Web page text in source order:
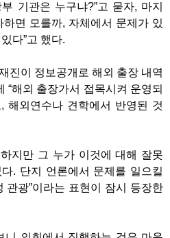
부 기관은 누구냐?”고 묻자, 마지
하면 모를까, 자체에서 문제가 있
다”고 했다.
진이 정보공개로 해외 출장 내역
“해외 출장가서 접목시켜 운영되
, 해외연수나 견학에서 반영된 것
하지만 그 누가 이것에 대해 잘못
. 단지 언론에서 문제를 일으킬
관광”이라는 표현이 잠시 등장한